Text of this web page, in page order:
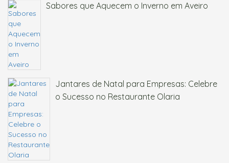
Sabores que Aquecem o Inverno em Aveiro
Jantares de Natal para Empresas: Celebre
o Sucesso no Restaurante Olaria